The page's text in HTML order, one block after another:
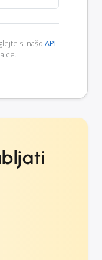
si našo API